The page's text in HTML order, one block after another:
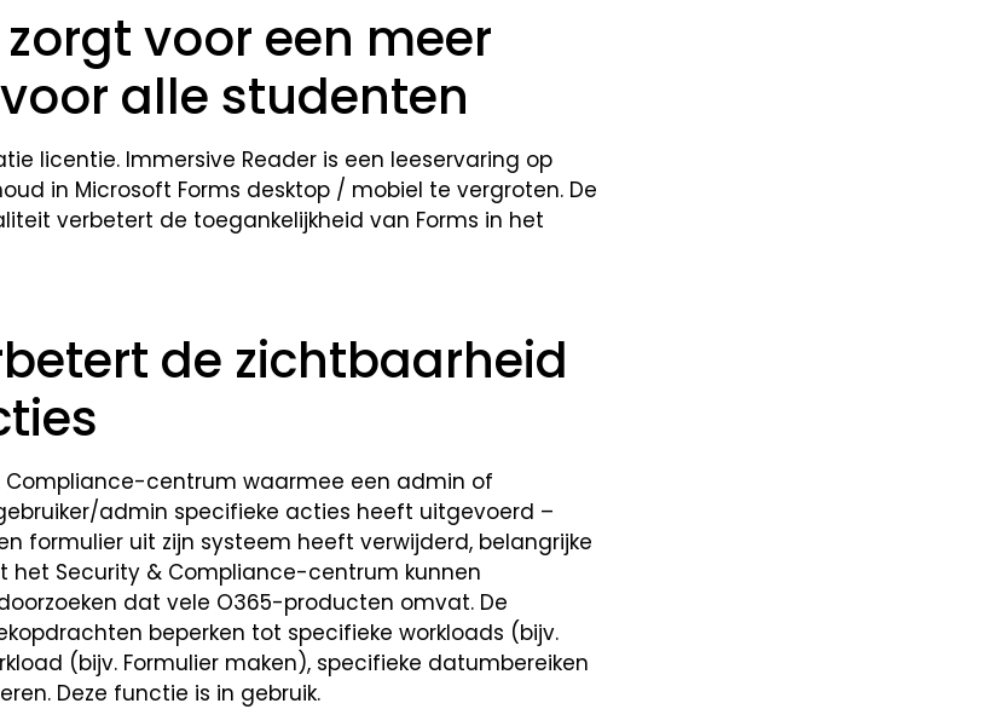
zorgt voor een meer
alle studenten
licentie. Immersive Reader is een leeservaring op
in Microsoft Forms desktop / mobiel te vergroten. De
verbetert de toegankelijkheid van Forms in het
de zichtbaarheid
centrum waarmee een admin of
admin specifieke acties heeft uitgevoerd –
formulier uit zijn systeem heeft verwijderd, belangrijke
het Security & Compliance-centrum kunnen
dat vele O365-producten omvat. De
beperken tot specifieke workloads (bijv.
(bijv. Formulier maken), specifieke datumbereiken
Deze functie is in gebruik.